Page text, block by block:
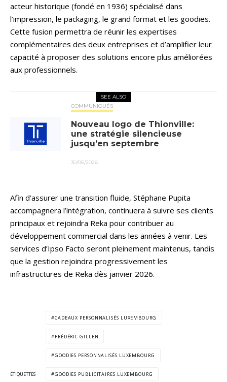
acteur historique (fondé en 1936) spécialisé dans
l’impression, le packaging, le grand format et les goodies.
Cette fusion permettra de réunir les expertises
complémentaires des deux entreprises et d’amplifier leur
capacité à proposer des solutions encore plus améliorées
aux professionnels.
SEE ALSO
COMMUNIQUÉS
Nouveau logo de Thionville:
une stratégie silencieuse
jusqu’en septembre
30/06/2026
Afin d’assurer une transition fluide, Stéphane Pupita
accompagnera l’intégration, continuera à suivre ses clients
principaux et rejoindra Reka pour contribuer au
développement commercial dans les années à venir. Les
services d’Ipso Facto seront pleinement maintenus, tandis
que la gestion rejoindra progressivement les
infrastructures de Reka dès janvier 2026.
ÉTIQUETTES
CADEAUX PERSONNALISÉS LUXEMBOURG
FRÉDÉRIC GILLEN
GOODIES PERSONNALISÉS LUXEMBOURG
GOODIES PUBLICITAIRES LUXEMBOURG